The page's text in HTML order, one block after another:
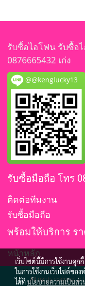
รับซื้อไอโฟน รับซื้อ
0876665432 เก่ง
@@kenglucky13
รับซื้อมือถือ โทร
ติดต่อทีมงาน
รับซื้อมือถือ
พร้อมให้บริการ ร
หน้าหลัก
All rights reserved to
เว็บไซต์นี้มีการใช้งานคุ
ในการใช้งานเว็บไซต์ขอ
ได้ที่นโยบายความเป็นส่